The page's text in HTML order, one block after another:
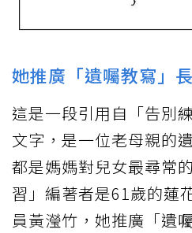
她推廣「遺囑教寫」
這是一段引用自「告別
文字，是一位老母親的
都是媽媽對兒女最尋常
習」編著者是61歲的蓮
員黃瀅竹，她推廣「遺